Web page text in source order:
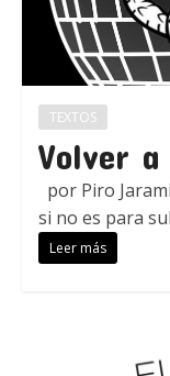
TEXTOS
Volver
por Piro
si no es para
Leer más